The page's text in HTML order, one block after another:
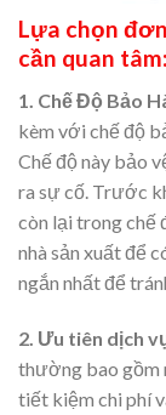
Lựa chọn
cần quan tâm:
1. Chế Độ Bảo
kèm với chế độ
Chế độ này bảo
ra sự cố. Trước
còn lại trong chế
nhà sản xuất để
ngắn nhất để
2. Ưu tiên dịch
thường bao gồm
tiết kiệm chi phí